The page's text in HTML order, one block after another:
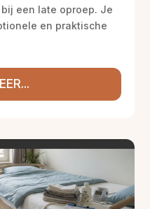
een late oproep. Je
en praktische